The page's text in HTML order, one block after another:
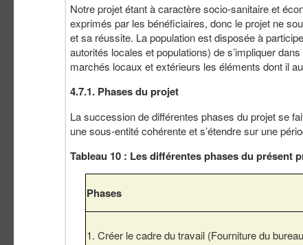
Notre projet étant à caractère socio-sanitaire et
exprimés par les bénéficiaires, donc le projet ne
et sa réussite. La population est disposée à
autorités locales et populations) de s’impliquer
marchés locaux et extérieurs les éléments dont il
4.7.1. Phases du projet
La succession de différentes phases du projet se
une sous-entité cohérente et s’étendre sur une
Tableau 10 : Les différentes phases du présent
Phases
1. Créer le cadre du travail (Fourniture du